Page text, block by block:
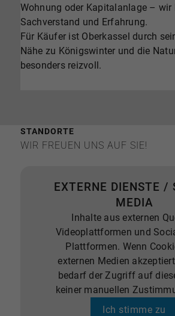
Wohnung oder Kapitalanlage – wir
Sachverstand und Erfahrung.
Für Käufer ist Oberkassel durch
Nähe zu Königswinter und die
besonders reizvoll.
STANDORTE
WIR FREUEN UNS AUF SIE!
EXTERNE DIENSTE /
MEDIA
Inhalte aus externen
Videoplattformen und
Plattformen. Wenn
externen Medien
bedarf der Zugriff auf
keiner manuellen
Ich stimme zu